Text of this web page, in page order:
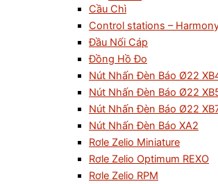
Cầu Chì
Control stations –
Đầu Nối Cáp
Đồng Hồ Đo
Nút Nhấn Đèn Báo Ø22
Nút Nhấn Đèn Báo Ø22
Nút Nhấn Đèn Báo Ø22
Nút Nhấn Đèn Báo XA2
Rơle Zelio Miniature
Rơle Zelio Optimum REXO
Rơle Zelio RPM